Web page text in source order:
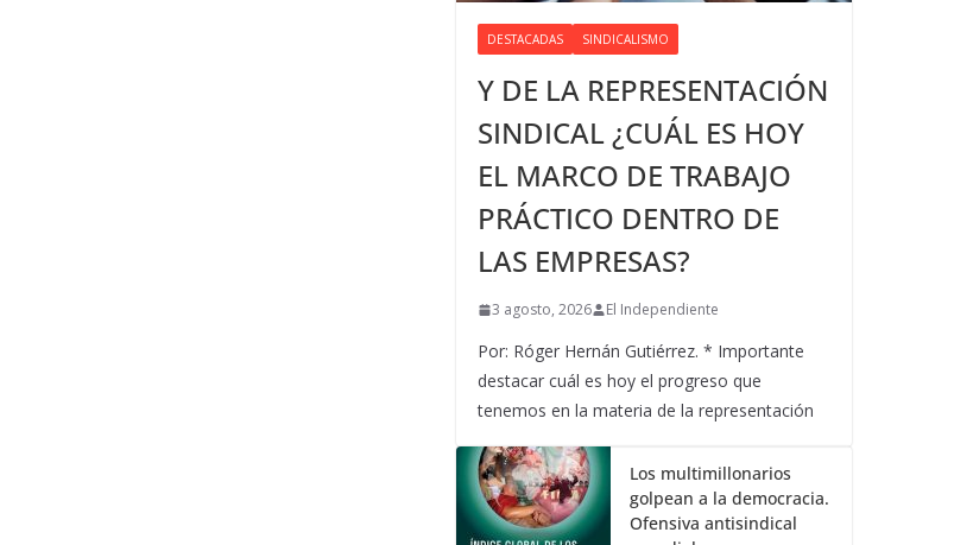
DESTACADAS SINDICALISMO
Y DE LA REPRESENTACIÓN
SINDICAL ¿CUÁL ES HOY
EL MARCO DE TRABAJO
PRÁCTICO DENTRO DE
LAS EMPRESAS?
3 agosto, 2026 El Independiente
Por: Róger Hernán Gutiérrez. * Importante
destacar cuál es hoy el progreso que
tenemos en la materia de la representación
Los multimillonarios
golpean a la democracia.
Ofensiva antisindical